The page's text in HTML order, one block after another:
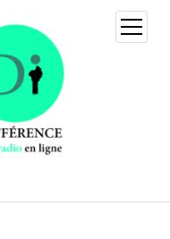
ouvrir
menu